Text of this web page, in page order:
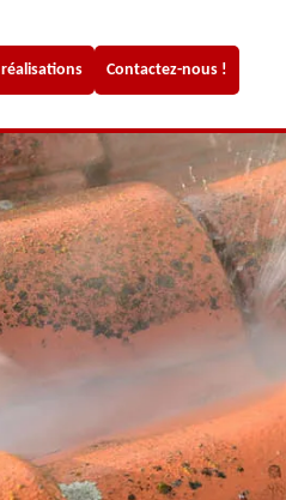
Contactez-nous !